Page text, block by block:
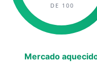
DE 100
Mercado